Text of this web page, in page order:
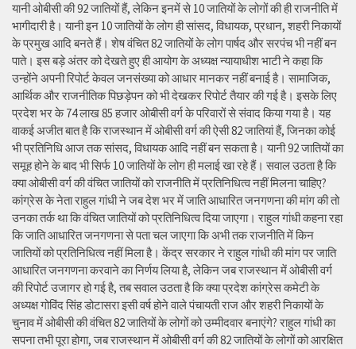
यानी ओबीसी की 92 जातियों हैं, लेकिन इनमें से 10 जातियों के लोगों की ही राजनीति में
भागीदारी है। यानी इन 10 जातियों के लोग ही सांसद, विधायक, प्रधान, शहरी निकायों
के प्रमुख आदि बनते हैं। शेष वंचित 82 जातियों के लोग पार्षद और सरपंच भी नहीं बन
पाते। इस बड़े अंतर को देखते हुए ही आयोग के अध्यक्ष न्यायाधीश भाटी ने कहा कि
उन्होंने अपनी रिपोर्ट केवल जनसंख्या को आधार मानकर नहीं बनाई है। सामाजिक,
आर्थिक और राजनीतिक पिछड़ेपन को भी देखकर रिपोर्ट तैयार की गई है। इसके लिए
प्रदेश भर के 74 लाख 85 हजार ओबीसी वर्ग के परिवारों से संवाद किया गया है। यह
वाकई अजीत बात है कि राजस्थान में ओबीसी वर्ग की ऐसी 82 जातियां हैं, जिनका कोई
भी प्रतिनिधि आज तक सांसद, विधायक आदि नहीं बन सकता है। यानी 92 जातियों का
समूह होने के बाद भी सिर्फ 10 जातियों के लोग ही मलाई खा रहे हैं। सवाल उठता है कि
क्या ओबीसी वर्ग की वंचित जातियों को राजनीति में प्रतिनिधित्व नहीं मिलना चाहिए?
कांग्रेस के नेता राहुल गांधी ने जब देश भर में जाति आधारित जनगणना की मांग की तो
उनका तर्क था कि वंचित जातियों को प्रतिनिधित्व दिया जाएगा। राहुल गांधी कहना रहा
कि जाति आधारित जनगणना से पता चल जाएगा कि अभी तक राजनीति में किन
जातियों को प्रतिनिधित्व नहीं मिला है। केंद्र सरकार ने राहुल गांधी की मांग पर जाति
आधारित जनगणना करवाने का निर्णय लिया है, लेकिन जब राजस्थान में ओबीसी वर्ग
की रिपोर्ट उजागर हो गई है, तब सवाल उठता है कि क्या प्रदेश कांग्रेस कमेटी के
अध्यक्ष गोविंद सिंह डोटासरा इसी वर्ष होने वाले पंचायती राज और शहरी निकायों के
चुनाव में ओबीसी की वंचित 82 जातियों के लोगों को उम्मीदवार बनाएंगे? राहुल गांधी का
सपना तभी पूरा होगा, जब राजस्थान में ओबीसी वर्ग की 82 जातियों के लोगों को आरक्षित